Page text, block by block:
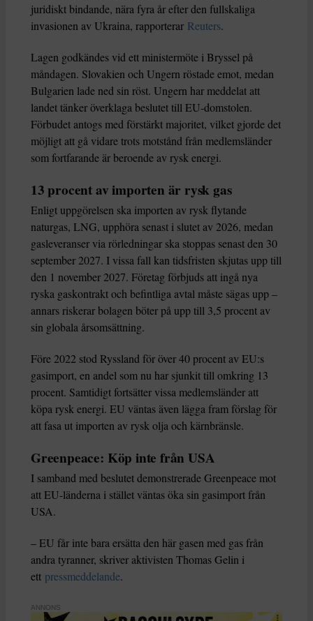
juridiskt bindande, nära fyra år efter den fullskaliga
invasionen av Ukraina, rapporterar Reuters.
Lagen godkändes vid ett ministermöte i Bryssel på
måndagen. Slovakien och Ungern röstade emot, medan
Bulgarien lade ned sin röst. Ungern har meddelat att
landet tänker överklaga beslutet till EU-domstolen.
Förbudet antogs med förstärkt majoritet, vilket gjorde det
möjligt att gå vidare trots motstånd från medlemsländer
som fortfarande är beroende av rysk energi.
13 procent av importen är rysk gas
Enligt uppgörelsen ska importen av rysk flytande
naturgas, LNG, upphöra senast i slutet av 2026, medan
gasleveranser via rörledningar ska stoppas senast den 30
september 2027. I vissa fall kan tidsfristen skjutas upp till
den 1 november 2027. Företag förbjuds att ingå nya
ryska gaskontrakt och befintliga avtal måste sägas upp –
annars riskerar bolagen böter på upp till 3,5 procent av
sin globala årsomsättning.
Före 2022 stod Ryssland för över 40 procent av EU:s
gasimport, en andel som nu har sjunkit till omkring 13
procent. Samtidigt fortsätter vissa medlemsländer att
köpa rysk energi. EU väntas även lägga fram förslag för
att fasa ut importen av rysk olja och kärnbränsle.
Greenpeace: Köp inte från USA
I samband med beslutet demonstrerade Greenpeace mot
att EU-länderna i stället väntas öka sin gasimport från
USA.
– EU får inte bara ersätta den här gasen med gas från
andra tyranner, skriver aktivisten Thomas Gelin i
ett pressmeddelande.
ANNONS